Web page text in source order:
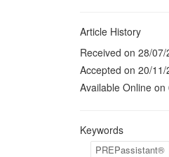
Article History
Received on 28/
Accepted on 20/11/
Available Online on
Keywords
PREPassistant®